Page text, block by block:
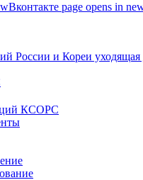
Вконтакте page opens in
России и Кореи уходящая
КСОРС